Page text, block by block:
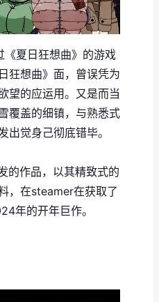
夏日狂想曲》的游戏
狂想曲》面，曾误凭为
望的应运用​​。又是而当
覆盖的细镇，与熟悉式
出觉身己彻底错毕。
的作品，以其精致式的
，在steamer在获取了​​
年的开年巨作。